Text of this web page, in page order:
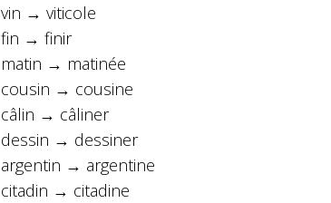
vin → viticole
fin → finir
matin → matinée
cousin → cousine
câlin → câliner
dessin → dessiner
argentin → argentine
citadin → citadine